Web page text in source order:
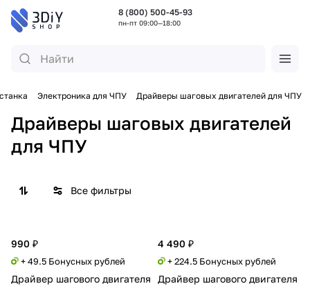
8 (800) 500-45-93
пн-пт 09:00—18:00
Электроника для ЧПУ Драйверы шаговых двигателей для ЧПУ
Драйверы шаговых двигателей
для ЧПУ
Все фильтры
990 ₽
+ 49.5 Бонусных рублей
Драйвер шагового двигателя
4 490 ₽
+ 224.5 Бонусных рублей
Драйвер шагового двигателя